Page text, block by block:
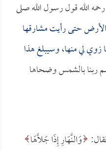
الله قول رسول الله صلى
حتى رأيت مشارقها
زوي لي منها، وسيبلغ هذا
ربنا بالشمس وضحاها
وَالنَّهَارِ إِذَا جَلَّاهَا